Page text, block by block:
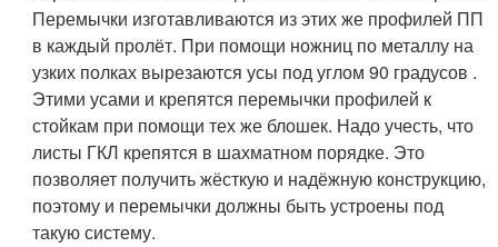
Перемычки изготавливаются из этих же профилей ПП
в каждый пролёт. При помощи ножниц по металлу на
узких полках вырезаются усы под углом 90 градусов .
Этими усами и крепятся перемычки профилей к
стойкам при помощи тех же блошек. Надо учесть, что
листы ГКЛ крепятся в шахматном порядке. Это
позволяет получить жёсткую и надёжную конструкцию,
поэтому и перемычки должны быть устроены под
такую систему.